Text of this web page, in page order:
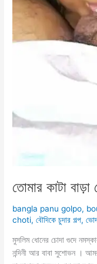
তোমার কাটা
bangla panu golpo,
choti,বৌদিকে চুদার গল্প,
মুসলিম ধোনের চোদা গুদে
নন্দিনী আর বাবা সুশোভন ।